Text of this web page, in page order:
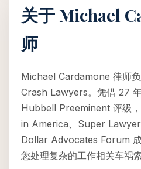
关于 Michael
师
Michael Cardamone 律师
Crash Lawyers。凭借 27
Hubbell Preeminent 评级
in America、Super
Dollar Advocates Forum
您处理复杂的工作相关车祸